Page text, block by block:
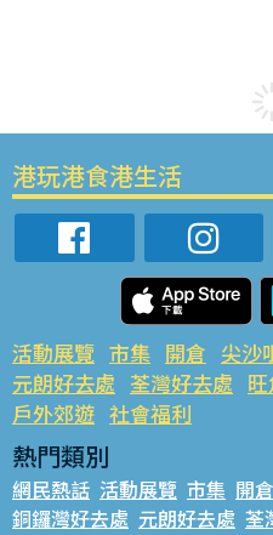
港玩港食港生活
活動展覽 市集 開倉 尖沙
元朗好去處 荃灣好去處
戶外郊遊 社會福利
熱門類別
網民熱話 活動展覽 市集 開倉
銅鑼灣好去處 元朗好去處 荃